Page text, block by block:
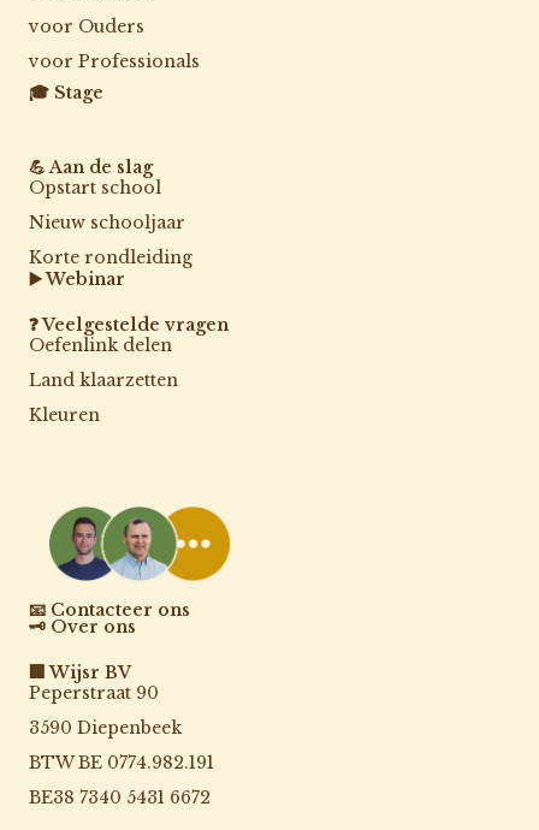
voor Ouders
voor Professionals
🎓 Stage
💪 Aan de slag
Opstart school
Nieuw schooljaar
Korte rondleiding
▶️ Webinar
❓ Veelgestelde vragen
Oefenlink delen
Land klaarzetten
Kleuren
📧 Contacteer ons
🗝️ Over ons
🏢 Wijsr BV
Peperstraat 90
3590 Diepenbeek
BTW BE 0774.982.191
BE38 7340 5431 6672